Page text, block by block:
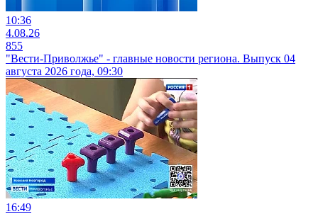
10:36
4.08.26
855
"Вести-Приволжье" - главные новости региона. Выпуск 04
августа 2026 года, 09:30
16:49